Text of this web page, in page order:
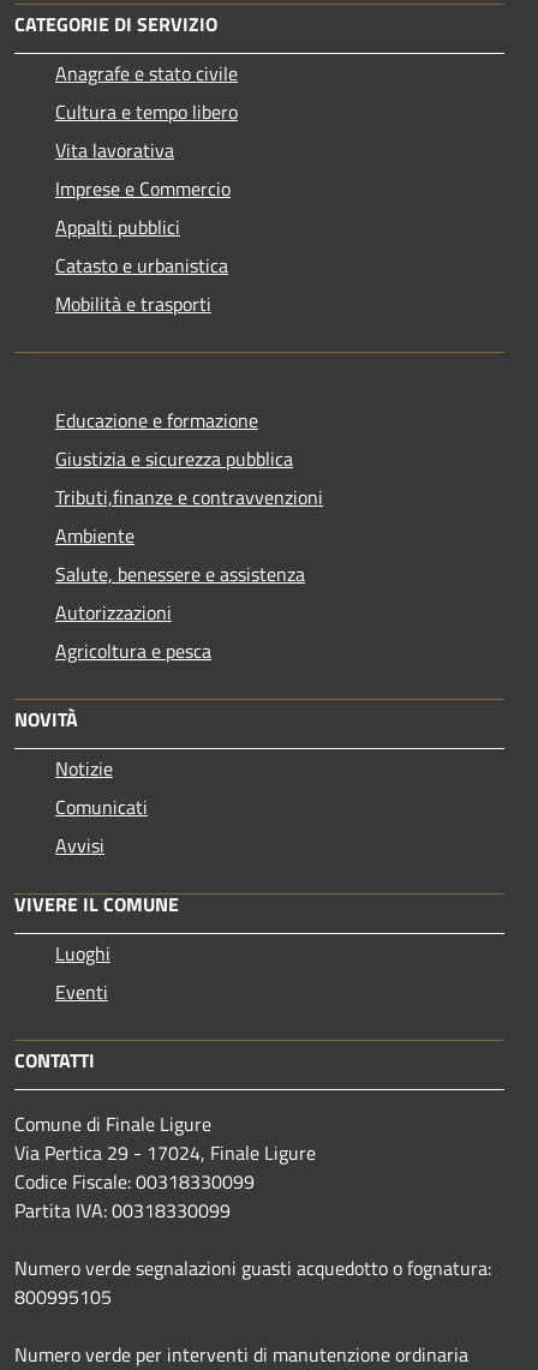
CATEGORIE DI SERVIZIO
Anagrafe e stato civile
Cultura e tempo libero
Vita lavorativa
Imprese e Commercio
Appalti pubblici
Catasto e urbanistica
Mobilità e trasporti
Educazione e formazione
Giustizia e sicurezza pubblica
Tributi,finanze e contravvenzioni
Ambiente
Salute, benessere e assistenza
Autorizzazioni
Agricoltura e pesca
NOVITÀ
Notizie
Comunicati
Avvisi
VIVERE IL COMUNE
Luoghi
Eventi
CONTATTI
Comune di Finale Ligure
Via Pertica 29 - 17024, Finale Ligure
Codice Fiscale: 00318330099
Partita IVA: 00318330099
Numero verde segnalazioni guasti acquedotto o fognatura:
800995105
Numero verde per interventi di manutenzione ordinaria